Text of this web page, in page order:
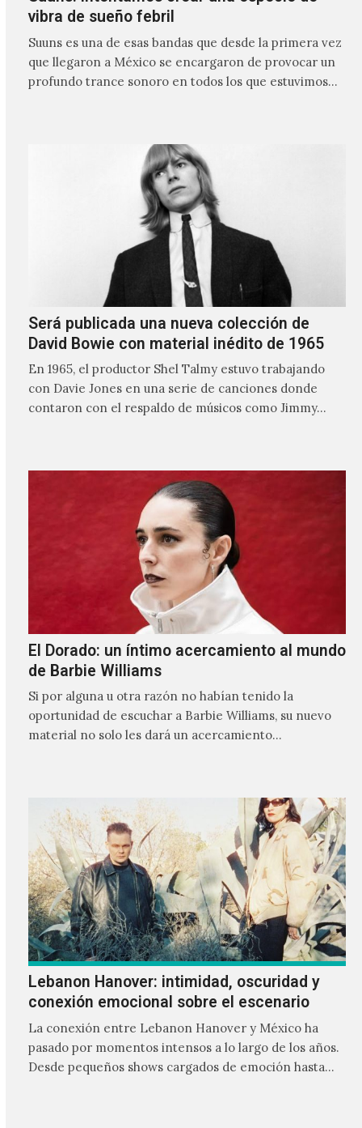
vibra de sueño febril
Suuns es una de esas bandas que desde la primera vez
que llegaron a México se encargaron de provocar un
profundo trance sonoro en todos los que estuvimos
Será publicada una nueva colección de
David Bowie con material inédito de 1965
En 1965, el productor Shel Talmy estuvo trabajando
con Davie Jones en una serie de canciones donde
contaron con el respaldo de músicos como Jimmy…
El Dorado: un íntimo acercamiento al mundo
de Barbie Williams
Si por alguna u otra razón no habían tenido la
oportunidad de escuchar a Barbie Williams, su nuevo
material no solo les dará un acercamiento…
Lebanon Hanover: intimidad, oscuridad y
conexión emocional sobre el escenario
La conexión entre Lebanon Hanover y México ha
pasado por momentos intensos a lo largo de los años.
Desde pequeños shows cargados de emoción hasta